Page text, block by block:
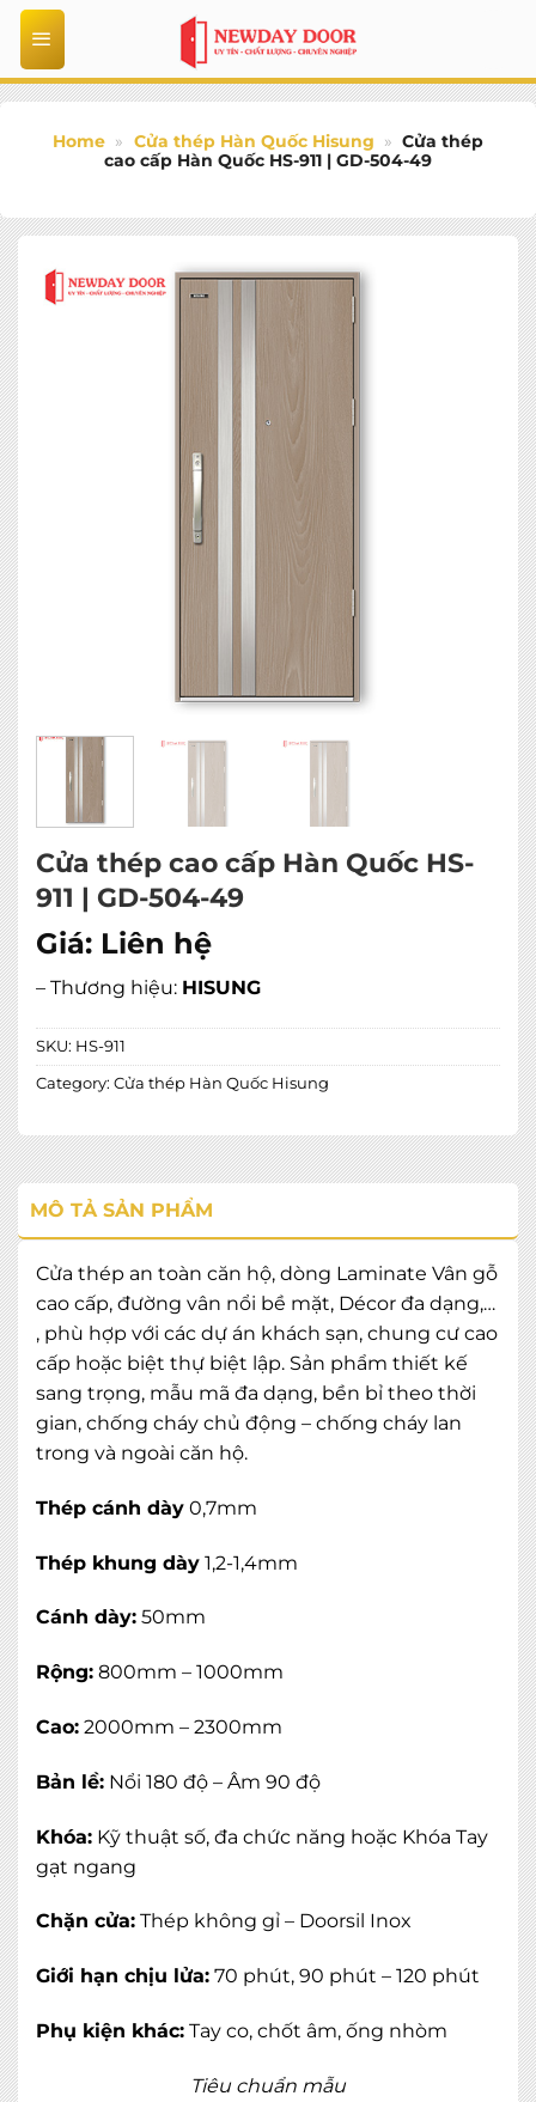
Bỏ
qua
nội
dung
Home » Cửa thép Hàn Quốc Hisung » Cửa thép
cao cấp Hàn Quốc HS-911 | GD-504-49
Cửa thép cao cấp Hàn Quốc HS-
911 | GD-504-49
Giá: Liên hệ
– Thương hiệu: HISUNG
SKU: HS-911
Category: Cửa thép Hàn Quốc Hisung
MÔ TẢ SẢN PHẨM
Cửa thép an toàn căn hộ, dòng Laminate Vân gỗ
cao cấp, đường vân nổi bề mặt, Décor đa dạng,…
, phù hợp với các dự án khách sạn, chung cư cao
cấp hoặc biệt thự biệt lập. Sản phẩm thiết kế
sang trọng, mẫu mã đa dạng, bền bỉ theo thời
gian, chống cháy chủ động – chống cháy lan
trong và ngoài căn hộ.
Thép cánh dày 0,7mm
Thép khung dày 1,2-1,4mm
Cánh dày: 50mm
Rộng: 800mm – 1000mm
Cao: 2000mm – 2300mm
Bản lề: Nổi 180 độ – Âm 90 độ
Khóa: Kỹ thuật số, đa chức năng hoặc Khóa Tay
gạt ngang
Chặn cửa: Thép không gỉ – Doorsil Inox
Giới hạn chịu lửa: 70 phút, 90 phút – 120 phút
Phụ kiện khác: Tay co, chốt âm, ống nhòm
Tiêu chuẩn mẫu